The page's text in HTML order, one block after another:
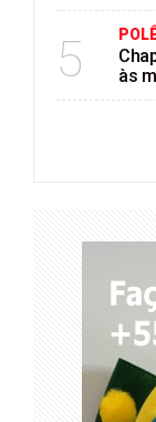
5
às